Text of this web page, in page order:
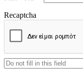
Recaptcha